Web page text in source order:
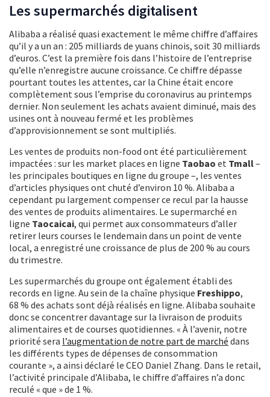
Les supermarchés digitalisent
Alibaba a réalisé quasi exactement le même chiffre d’affaires
qu’il y a un an : 205 milliards de yuans chinois, soit 30 milliards
d’euros. C’est la première fois dans l’histoire de l’entreprise
qu’elle n’enregistre aucune croissance. Ce chiffre dépasse
pourtant toutes les attentes, car la Chine était encore
complètement sous l’emprise du coronavirus au printemps
dernier. Non seulement les achats avaient diminué, mais des
usines ont à nouveau fermé et les problèmes
d’approvisionnement se sont multipliés.
Les ventes de produits non-food ont été particulièrement
impactées : sur les market places en ligne Taobao et Tmall–
les principales boutiques en ligne du groupe –, les ventes
d’articles physiques ont chuté d’environ 10 %. Alibaba a
cependant pu largement compenser ce recul par la hausse
des ventes de produits alimentaires. Le supermarché en
ligne Taocaicai, qui permet aux consommateurs d’aller
retirer leurs courses le lendemain dans un point de vente
local, a enregistré une croissance de plus de 200 % au cours
du trimestre.
Les supermarchés du groupe ont également établi des
records en ligne. Au sein de la chaîne physique Freshippo,
68 % des achats sont déjà réalisés en ligne. Alibaba souhaite
donc se concentrer davantage sur la livraison de produits
alimentaires et de courses quotidiennes. « À l’avenir, notre
priorité sera l’augmentation de notre part de marché dans
les différents types de dépenses de consommation
courante », a ainsi déclaré le CEO Daniel Zhang. Dans le retail,
l’activité principale d’Alibaba, le chiffre d’affaires n’a donc
reculé « que » de 1 %.